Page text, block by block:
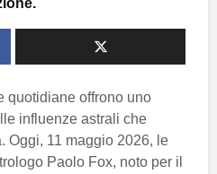
quotidiane offrono uno
influenze astrali che
Oggi, 11 maggio 2026, le
Paolo Fox, noto per il